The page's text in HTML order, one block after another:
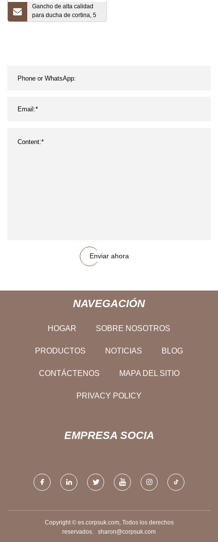
Gancho de alta calidad
para ducha de cortina, 5
cuentas, nuevo y de
Enviar ahora
NAVEGACIÓN
HOGAR SOBRE NOSOTROS
PRODUCTOS NOTICIAS BLOG
CONTÁCTENOS MAPA DEL SITIO
PRIVACY POLICY
EMPRESA SOCIA
Copyright © es.corpsuk.com, Todos los derechos
reservados. sharon@corpsuk.com